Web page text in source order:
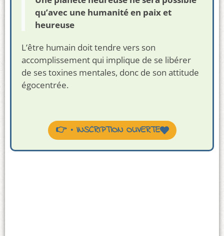
qu’avec une humanité en paix et
heureuse
L’être humain doit tendre vers son
accomplissement qui implique de se libérer
de ses toxines mentales, donc de son attitude
égocentrée.
👉 • INSCRIPTION OUVERTE